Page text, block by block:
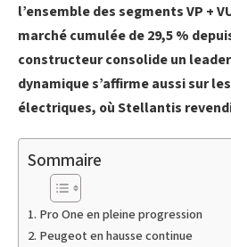
l’ensemble des segments VP +
marché cumulée de 29,5 %
constructeur consolide un
dynamique s’affirme aussi sur
électriques, où Stellantis
Sommaire
Pro One en pleine progression
Peugeot en hausse continue